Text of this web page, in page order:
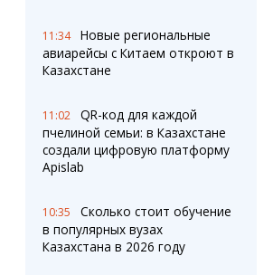
11:34
Новые региональные
авиарейсы с Китаем откроют в
Казахстане
11:02
QR-код для каждой
пчелиной семьи: в Казахстане
создали цифровую платформу
Apislab
10:35
Сколько стоит обучение
в популярных вузах
Казахстана в 2026 году